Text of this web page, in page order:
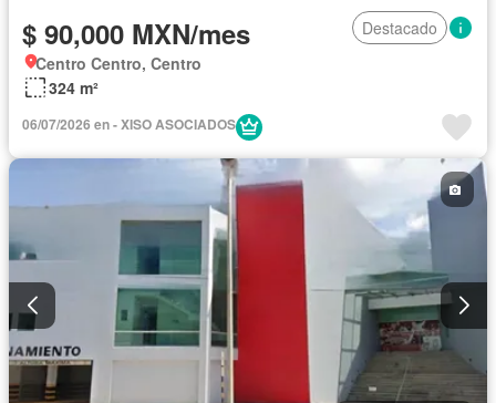
$ 90,000 MXN/mes
Destacado
Centro Centro, Centro
324 m²
06/07/2026 en - XISO ASOCIADOS